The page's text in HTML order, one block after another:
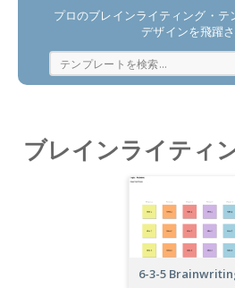
プロのブレインライティング・
デザインを飛躍
ブレインライティ
6-3-5